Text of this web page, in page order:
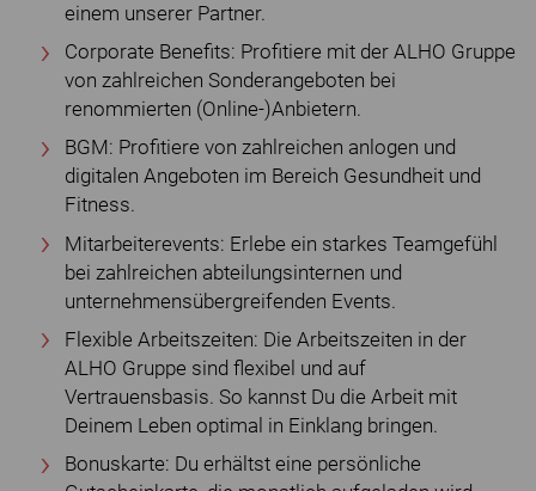
einem unserer Partner.
Corporate Benefits: Profitiere mit der ALHO Gruppe
von zahlreichen Sonderangeboten bei
renommierten (Online-)Anbietern.
BGM: Profitiere von zahlreichen anlogen und
digitalen Angeboten im Bereich Gesundheit und
Fitness.
Mitarbeiterevents: Erlebe ein starkes Teamgefühl
bei zahlreichen abteilungsinternen und
unternehmensübergreifenden Events.
Flexible Arbeitszeiten: Die Arbeitszeiten in der
ALHO Gruppe sind flexibel und auf
Vertrauensbasis. So kannst Du die Arbeit mit
Deinem Leben optimal in Einklang bringen.
Bonuskarte: Du erhältst eine persönliche